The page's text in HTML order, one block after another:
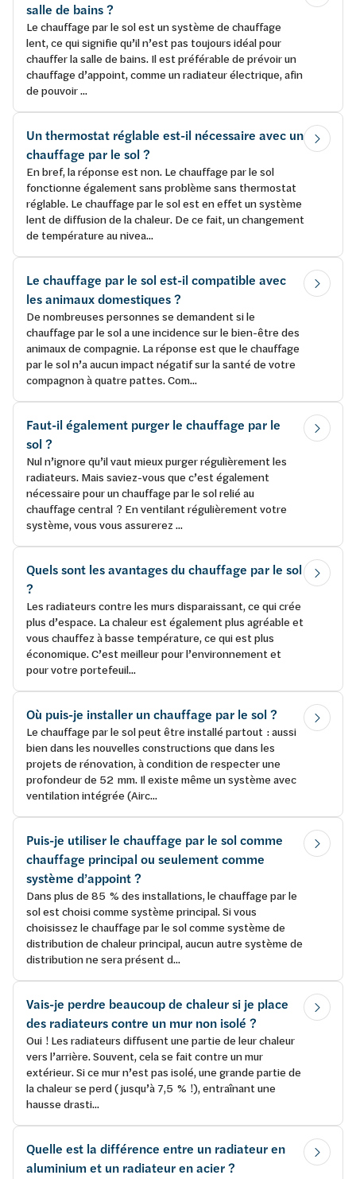
salle de bains ?
Le chauffage par le sol est un système de chauffage
lent, ce qui signifie qu’il n’est pas toujours idéal pour
chauffer la salle de bains. Il est préférable de prévoir un
chauffage d’appoint, comme un radiateur électrique, afin
de pouvoir ...
Un thermostat réglable est-il nécessaire avec un
chauffage par le sol ?
En bref, la réponse est non. Le chauffage par le sol
fonctionne également sans problème sans thermostat
réglable. Le chauffage par le sol est en effet un système
lent de diffusion de la chaleur. De ce fait, un changement
de température au nivea...
Le chauffage par le sol est-il compatible avec
les animaux domestiques ?
De nombreuses personnes se demandent si le
chauffage par le sol a une incidence sur le bien-être des
animaux de compagnie. La réponse est que le chauffage
par le sol n’a aucun impact négatif sur la santé de votre
compagnon à quatre pattes. Com...
Faut-il également purger le chauffage par le
sol ?
Nul n’ignore qu’il vaut mieux purger régulièrement les
radiateurs. Mais saviez-vous que c’est également
nécessaire pour un chauffage par le sol relié au
chauffage central ? En ventilant régulièrement votre
système, vous vous assurerez ...
Quels sont les avantages du chauffage par le sol
?
Les radiateurs contre les murs disparaissant, ce qui crée
plus d’espace. La chaleur est également plus agréable et
vous chauffez à basse température, ce qui est plus
économique. C’est meilleur pour l’environnement et
pour votre portefeuil...
Où puis-je installer un chauffage par le sol ?
Le chauffage par le sol peut être installé partout : aussi
bien dans les nouvelles constructions que dans les
projets de rénovation, à condition de respecter une
profondeur de 52 mm. Il existe même un système avec
ventilation intégrée (Airc...
Puis-je utiliser le chauffage par le sol comme
chauffage principal ou seulement comme
système d’appoint ?
Dans plus de 85 % des installations, le chauffage par le
sol est choisi comme système principal. Si vous
choisissez le chauffage par le sol comme système de
distribution de chaleur principal, aucun autre système de
distribution ne sera présent d...
Vais-je perdre beaucoup de chaleur si je place
des radiateurs contre un mur non isolé ?
Oui ! Les radiateurs diffusent une partie de leur chaleur
vers l’arrière. Souvent, cela se fait contre un mur
extérieur. Si ce mur n’est pas isolé, une grande partie de
la chaleur se perd ( jusqu’à 7,5 % !), entraînant une
hausse drasti...
Quelle est la différence entre un radiateur en
aluminium et un radiateur en acier ?